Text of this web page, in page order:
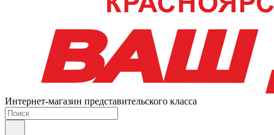
Интернет-магазин представительского класса